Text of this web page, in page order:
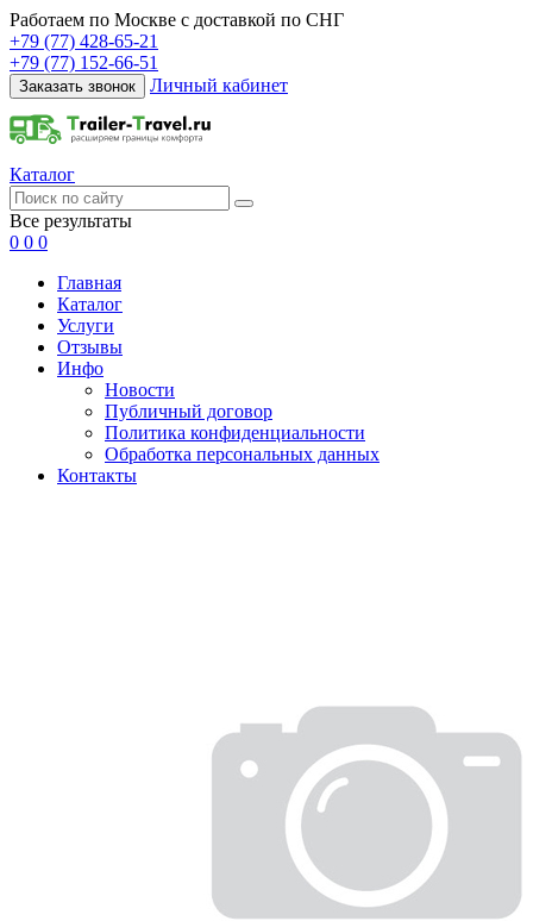
Работаем по Москве с доставкой по СНГ
+79 (77) 428-65-21
+79 (77) 152-66-51
Заказать звонок Личный кабинет
Каталог
Все результаты
0 0 0
Главная
Каталог
Услуги
Отзывы
Инфо
Новости
Публичный договор
Политика конфиденциальности
Обработка персональных данных
Контакты